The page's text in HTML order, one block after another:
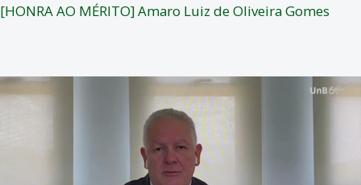
[HONRA AO MÉRITO] Amaro Luiz de Oliveira Gomes